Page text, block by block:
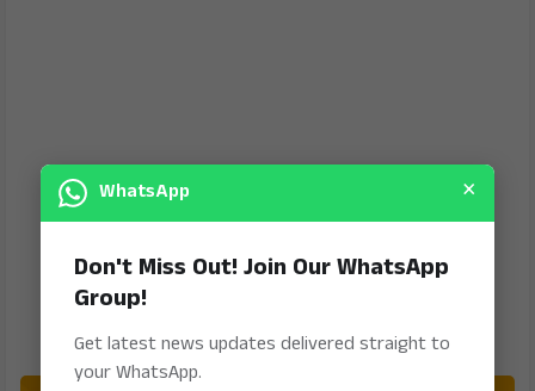
WhatsApp ×
Don't Miss Out! Join Our WhatsApp
Group!
Get latest news updates delivered straight to
your WhatsApp.